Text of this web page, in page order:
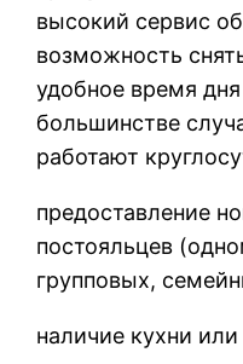
высокий сервис
возможность
удобное время
большинстве
работают
предоставление
постояльцев
групповых,
наличие кухни